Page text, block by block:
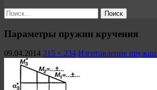
Найти:
Параметры пружин кручения
09.04.2014 315 × 234 Изготовление